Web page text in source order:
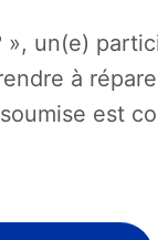
un(e)
à
est